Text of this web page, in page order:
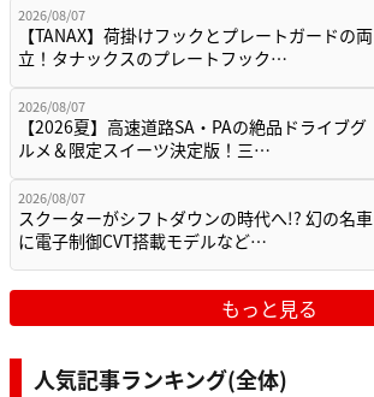
2026/08/07
【TANAX】荷掛けフックとプレートガードの両
立！タナックスのプレートフック…
2026/08/07
【2026夏】高速道路SA・PAの絶品ドライブグ
ルメ＆限定スイーツ決定版！三…
2026/08/07
スクーターがシフトダウンの時代へ!? 幻の名車
に電子制御CVT搭載モデルなど…
もっと見る
人気記事ランキング(全体)